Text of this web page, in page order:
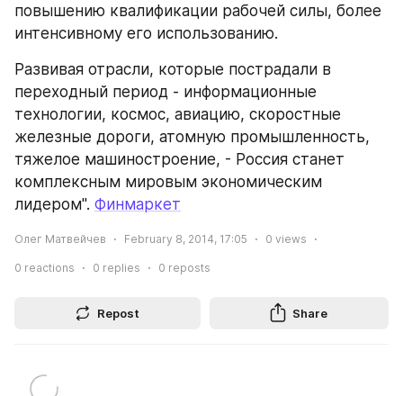
повышению квалификации рабочей силы, более
интенсивному его использованию.
Развивая отрасли, которые пострадали в
переходный период - информационные
технологии, космос, авиацию, скоростные
железные дороги, атомную промышленность,
тяжелое машиностроение, - Россия станет
комплексным мировым экономическим
лидером". Финмаркет
Олег Матвейчев February 8, 2014, 17:05 0 views
0 reactions 0 replies 0 reposts
Repost Share